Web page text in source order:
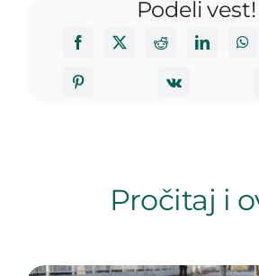
Podeli vest!
Pročitaj i